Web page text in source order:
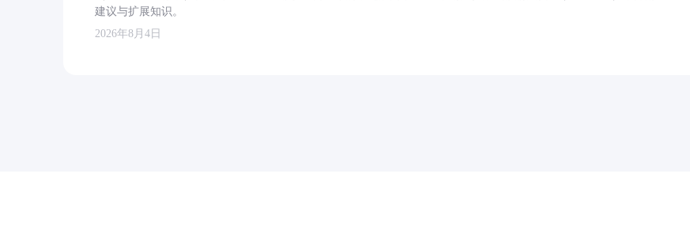
建议与扩展知识。
2026年8月4日